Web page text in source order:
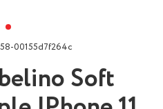
00155d7f264c
Soft